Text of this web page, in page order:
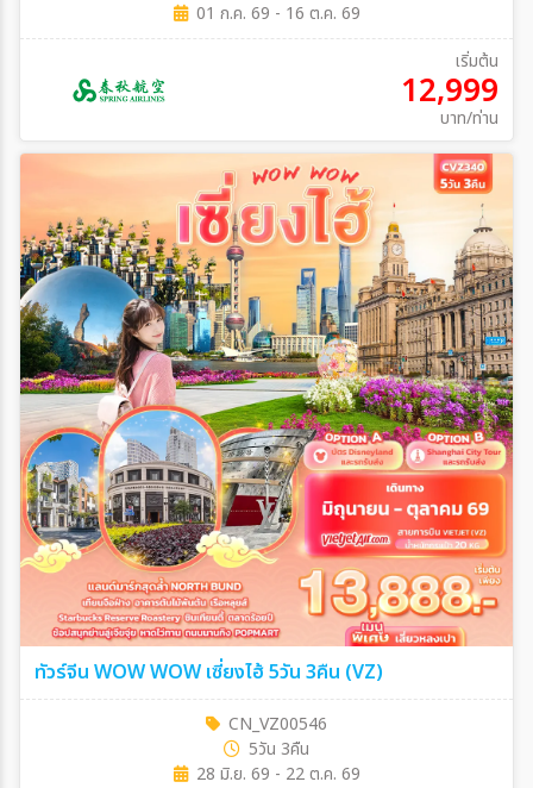
01 ก.ค. 69 - 16 ต.ค. 69
เริ่มต้น
12,999
บาท/ท่าน
ทัวร์จีน WOW WOW เซี่ยงไฮ้ 5วัน 3คืน (VZ)
CN_VZ00546
5วัน 3คืน
28 มิ.ย. 69 - 22 ต.ค. 69